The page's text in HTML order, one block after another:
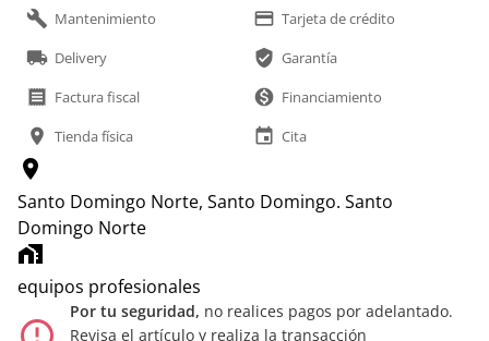
build Mantenimiento payment Tarjeta de crédito
local_shipping Delivery verified_user Garantía
receipt Factura fiscal monetization_on Financiamiento
location_on Tienda física event Cita
location_on
Santo Domingo Norte, Santo Domingo. Santo
Domingo Norte
home_work
equipos profesionales
Por tu seguridad, no realices pagos por adelantado.
Revisa el artículo y realiza la transacción